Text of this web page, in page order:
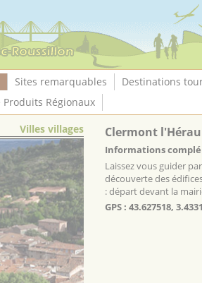
Sites remarquables Destinations
Régionaux
Villes villages
Clermont
Informations
Laissez vous guider
découverte des
: départ devant la
GPS : 43.627518,